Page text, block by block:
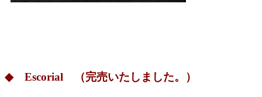
◆ Escorial （完売いたしました。）